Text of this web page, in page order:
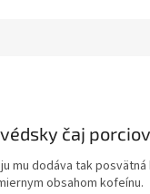
čaj
mu dodáva tak
obsahom kofeínu.